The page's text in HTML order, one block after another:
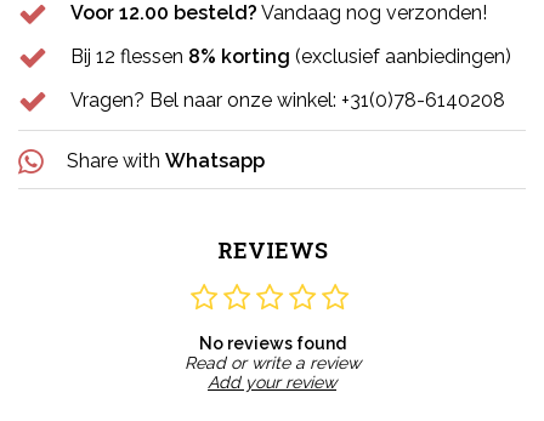
Voor 12.00 besteld? Vandaag nog verzonden!
Bij 12 flessen 8% korting (exclusief aanbiedingen)
Vragen? Bel naar onze winkel: +31(0)78-6140208
Share with Whatsapp
REVIEWS
No reviews found
Read or write a review
Add your review